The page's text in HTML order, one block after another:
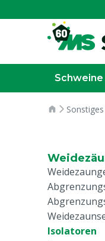
Schweine
Isolatoren